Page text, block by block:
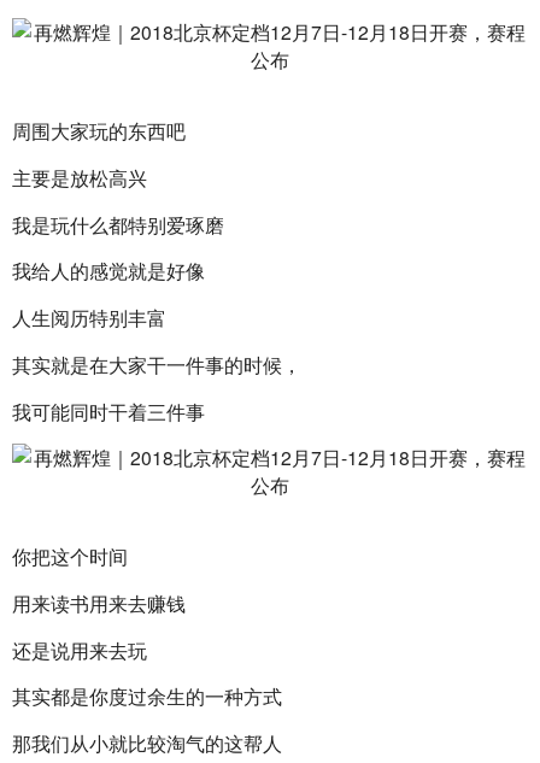
周围大家玩的东西吧
主要是放松高兴
我是玩什么都特别爱琢磨
我给人的感觉就是好像
人生阅历特别丰富
其实就是在大家干一件事的时候，
我可能同时干着三件事
你把这个时间
用来读书用来去赚钱
还是说用来去玩
其实都是你度过余生的一种方式
那我们从小就比较淘气的这帮人